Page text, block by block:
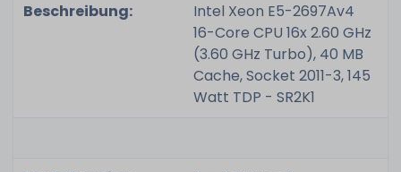
Beschreibung:
Intel Xeon E5-2697Av4
16-Core CPU 16x 2.60 GHz
(3.60 GHz Turbo), 40 MB
Cache, Socket 2011-3, 145
Watt TDP - SR2K1